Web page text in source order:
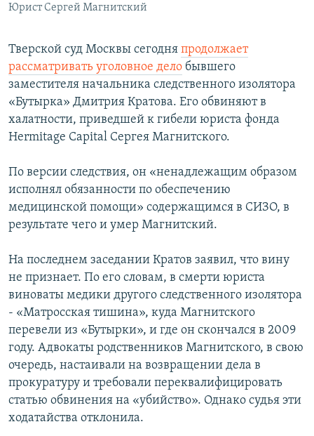
Все сайты РСЕ/РС
Юрист Сергей Магнитский
Тверской суд Москвы сегодня продолжает
рассматривать уголовное дело бывшего
заместителя начальника следственного изолятора
«Бутырка» Дмитрия Кратова. Его обвиняют в
халатности, приведшей к гибели юриста фонда
Hermitage Capital Сергея Магнитского.
По версии следствия, он «ненадлежащим образом
исполнял обязанности по обеспечению
медицинской помощи» содержащимся в СИЗО, в
результате чего и умер Магнитский.
На последнем заседании Кратов заявил, что вину
не признает. По его словам, в смерти юриста
виноваты медики другого следственного изолятора
- «Матросская тишина», куда Магнитского
перевели из «Бутырки», и где он скончался в 2009
году. Адвокаты родственников Магнитского, в свою
очередь, настаивали на возвращении дела в
прокуратуру и требовали переквалифицировать
статью обвинения на «убийство». Однако судья эти
ходатайства отклонила.